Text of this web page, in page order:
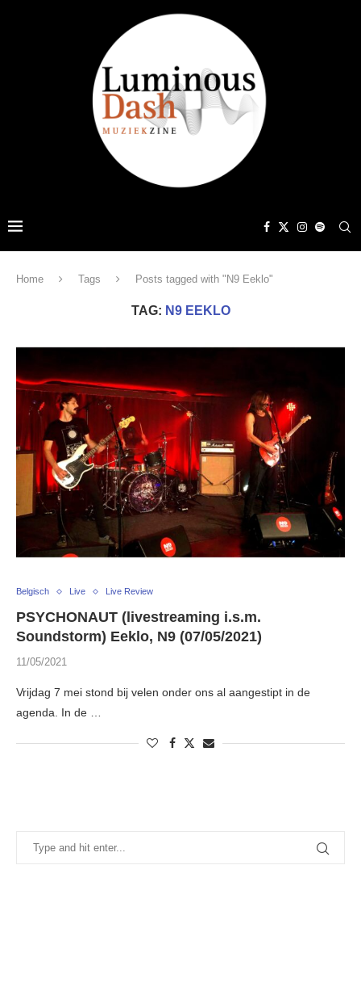
Home Tags Posts tagged with "N9 Eeklo"
TAG: N9 EEKLO
Belgisch Live Live Review
PSYCHONAUT (livestreaming i.s.m.
Soundstorm) Eeklo, N9 (07/05/2021)
11/05/2021
Vrijdag 7 mei stond bij velen onder ons al aangestipt in de
agenda. In de …